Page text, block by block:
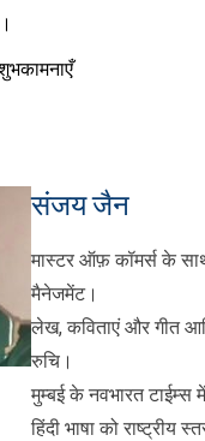
संजय जैन
मास्टर ऑफ़ कॉमर्स के साथ
मैनेजमेंट।
लेख, कविताएं और गीत
रुचि।
मुम्बई के नवभारत टाईम्स
हिंदी भाषा को राष्ट्रीय